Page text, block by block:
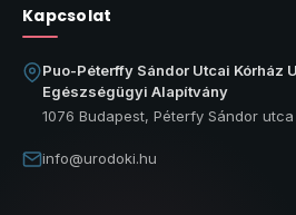
Kapcsolat
Puo-Péterffy Sándor Utcai Kórház
Egészségügyi Alapítvány
1076 Budapest, Péterfy Sándor utca
info@urodoki.hu